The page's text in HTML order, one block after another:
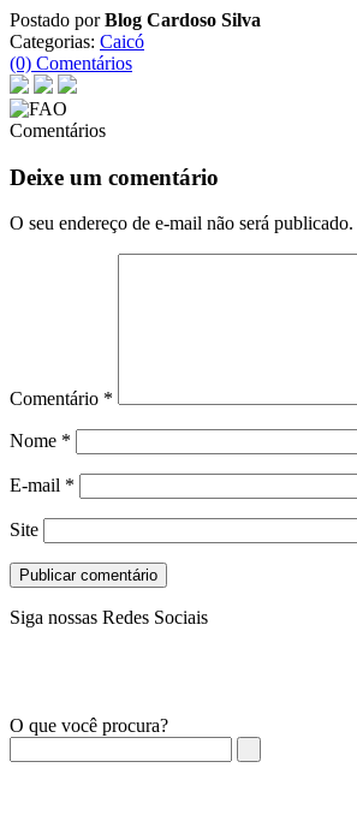
Postado porBlog Cardoso Silva
Categorias: Caicó
(0) Comentários
Comentários
Deixe um comentário
O seu endereço de e-mail não será publicado.
Comentário *
Nome *
E-mail *
Site
Siga nossas Redes Sociais
O que você procura?